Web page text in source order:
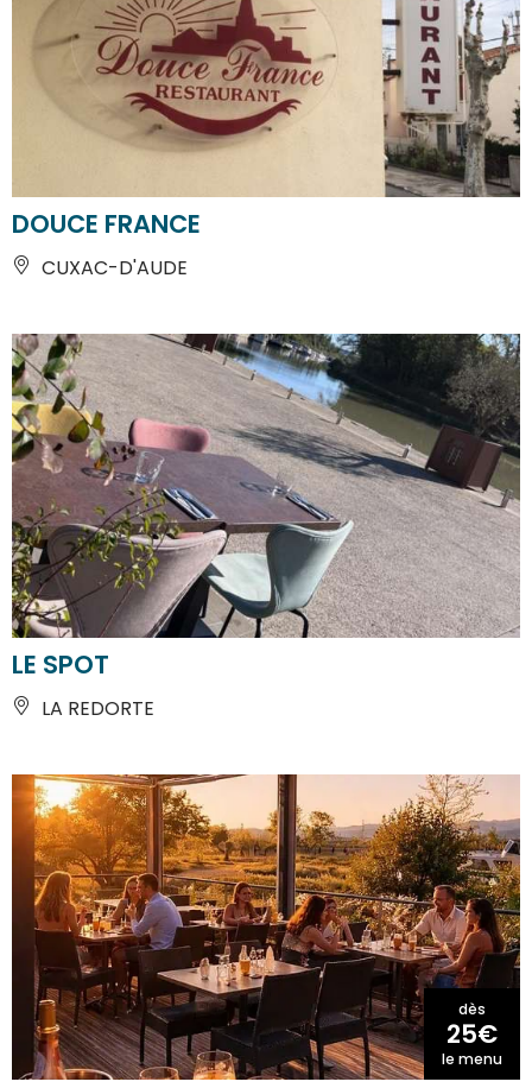
DOUCE FRANCE
CUXAC-D'AUDE
LE SPOT
LA REDORTE
dès
25€
le menu